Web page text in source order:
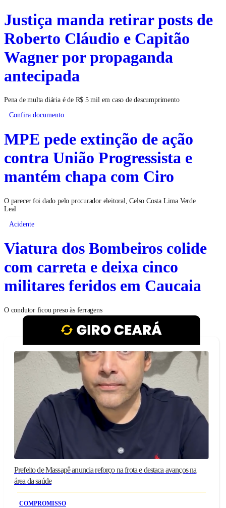
Justiça manda retirar posts de
Roberto Cláudio e Capitão
Wagner por propaganda
antecipada
Pena de multa diária é de R$ 5 mil em caso de descumprimento
Confira documento
MPE pede extinção de ação
contra União Progressista e
mantém chapa com Ciro
O parecer foi dado pelo procurador eleitoral, Celso Costa Lima Verde
Leal
Acidente
Viatura dos Bombeiros colide
com carreta e deixa cinco
militares feridos em Caucaia
O condutor ficou preso às ferragens
Prefeito de Massapê anuncia reforço na frota e destaca avanços na
área da saúde
COMPROMISSO